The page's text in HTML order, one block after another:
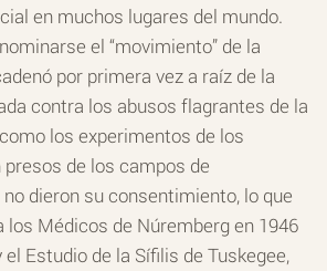
en muchos lugares del mundo.
el “movimiento” de la
por primera vez a raíz de la
contra los abusos flagrantes de la
los experimentos de los
de los campos de
dieron su consentimiento, lo que
los Médicos de Núremberg en 1946
el Estudio de la Sífilis de Tuskegee,